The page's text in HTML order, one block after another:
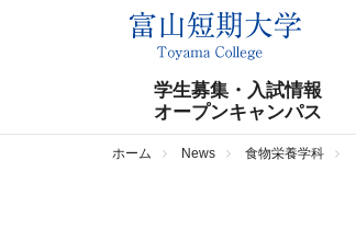
学生募集・入試情報
オープンキャンパス
ホーム News 食物栄養学科